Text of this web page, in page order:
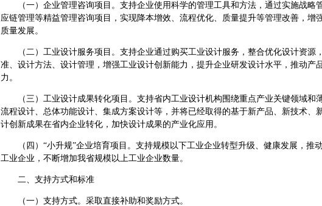
（一）企业管理咨询项目。支持企业使用科学的管理工具和方法，通过实施战略
应链管理等精益管理咨询项目，实现降本增效、流程优化、质量提升等管理改善，增
质量发展。
（二）工业设计服务项目。支持企业通过购买工业设计服务，整合优化设计资源
准、设计方法、设计管理，增强工业设计创新能力，提升企业研发设计水平，推动产
力。
（三）工业设计成果转化项目。支持省内工业设计机构围绕重点产业关键领域和
流程设计、总体功能设计、集成方案设计等，并将已经取得的基于新产品、新技术、
计创新成果在省内企业转化，加快设计成果的产业化应用。
（四）“小升规”企业培育项目。支持规模以下工业企业转型升级、健康发展，推
工业企业，不断增加我省规模以上工业企业数量。
二、支持方式和标准
（一）支持方式。采取直接补助和奖励方式。